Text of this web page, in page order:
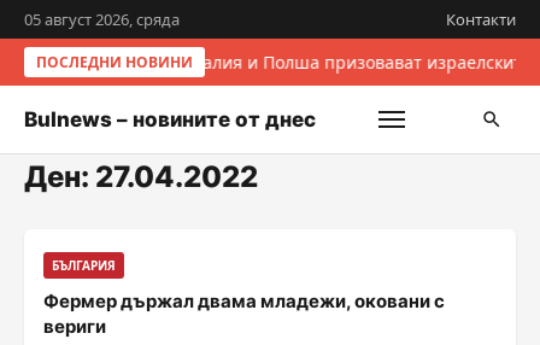
05 август 2026, сряда Контакти
ПОСЛЕДНИ НОВИНИИталия и Полша призовават
Bulnews – новините от днес
Ден: 27.04.2022
БЪЛГАРИЯ
Фермер държал двама младежи, оковани с
вериги